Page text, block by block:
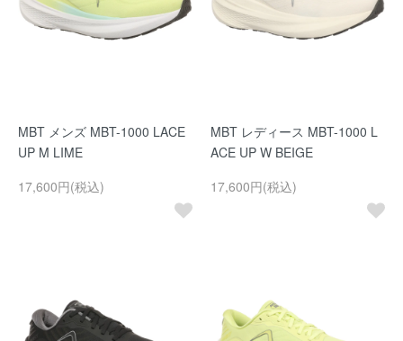
MBT メンズ MBT-1000 LACE
UP M LIME
17,600円(税込)
MBT レディース MBT-1000 L
ACE UP W BEIGE
17,600円(税込)